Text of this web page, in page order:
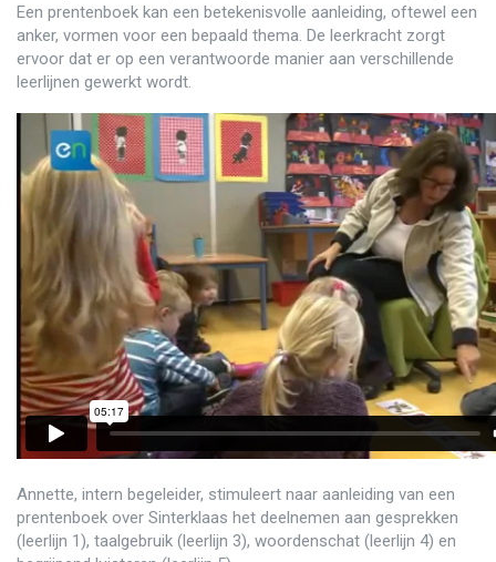
Een prentenboek kan een betekenisvolle aanleiding, oftewel een
anker, vormen voor een bepaald thema. De leerkracht zorgt
ervoor dat er op een verantwoorde manier aan verschillende
leerlijnen gewerkt wordt.
Annette, intern begeleider, stimuleert naar aanleiding van een
prentenboek over Sinterklaas het deelnemen aan gesprekken
(leerlijn 1), taalgebruik (leerlijn 3), woordenschat (leerlijn 4) en